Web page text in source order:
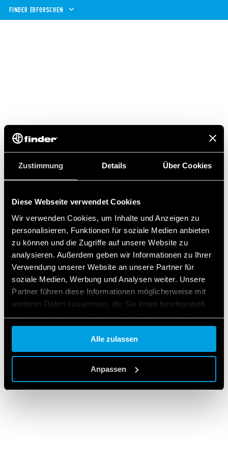
Zustimmung Details Über Cookies
Diese Webseite verwendet Cookies
Wir verwenden Cookies, um Inhalte und Anzeigen zu
personalisieren, Funktionen für soziale Medien anbieten
zu können und die Zugriffe auf unsere Website zu
analysieren. Außerdem geben wir Informationen zu Ihrer
Verwendung unserer Website an unsere Partner für
soziale Medien, Werbung und Analysen weiter. Unsere
Partner führen diese Informationen möglicherweise mit
weiteren Daten zusammen, die Sie ihnen bereitgestellt
haben oder die sie im Rahmen Ihrer Nutzung der Dienste
gesammelt haben.
Cookie policy.
Alle zulassen
Anpassen
FINDER ERFORSCHEN
COOKIE-
RICHTLINIE VON
WWW.FINDERNE
T.COM
Für Finder S.p.A. ist der Schutz der Privatsphäre
ihrer Kunden von größter Bedeutung. In dieser
Datenschutzrichtlinie wird festgelegt, welche Daten
gesammelt werden und wie sie vom Unternehmen
verwendet, offengelegt, übertragen und/oder
Vollständige Datenschutzerklärung anzeigen